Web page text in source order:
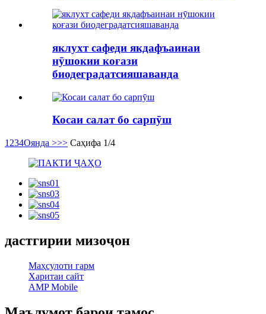
яклухт сафеди якдафъаинаи
нӯшокии коғази
биодеградатсияшаванда
Косаи салат бо сарпӯш
1 234Оянда >>> Саҳифа 1/4
дастгирии мизоҷон
Маҳсулоти гарм
Харитаи сайт
AMP Mobile